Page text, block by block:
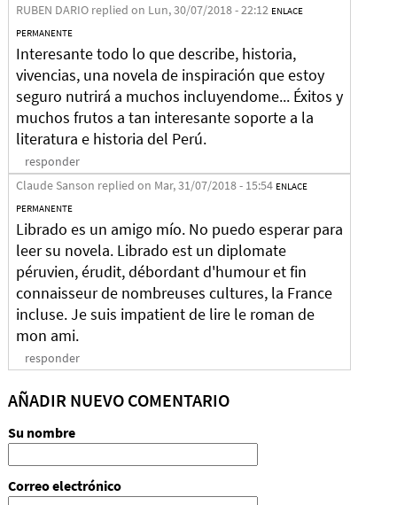
RUBEN DARIO replied on Lun, 30/07/2018 - 22:12 ENLACE
PERMANENTE
Interesante todo lo que describe, historia,
vivencias, una novela de inspiración que estoy
seguro nutrirá a muchos incluyendome... Éxitos y
muchos frutos a tan interesante soporte a la
literatura e historia del Perú.
responder
Claude Sanson replied on Mar, 31/07/2018 - 15:54 ENLACE
PERMANENTE
Librado es un amigo mío. No puedo esperar para
leer su novela. Librado est un diplomate
péruvien, érudit, débordant d'humour et fin
connaisseur de nombreuses cultures, la France
incluse. Je suis impatient de lire le roman de
mon ami.
responder
AÑADIR NUEVO COMENTARIO
Su nombre
Correo electrónico